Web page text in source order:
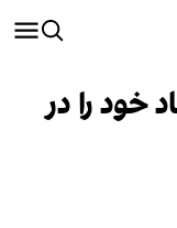
خود را در